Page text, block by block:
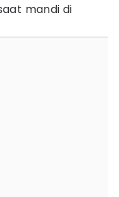
mandi di